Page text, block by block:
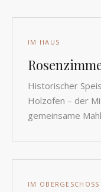
IM HAUS
Historischer
Holzofen – der
gemeinsame
IM OBERGESCHOSS